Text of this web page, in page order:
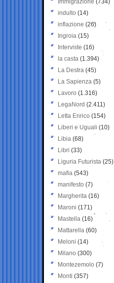
Immigrazione (734)
indulto (14)
inflazione (26)
Ingroia (15)
Interviste (16)
la casta (1.394)
La Destra (45)
La Sapienza (5)
Lavoro (1.316)
LegaNord (2.411)
Letta Enrico (154)
Liberi e Uguali (10)
Libia (68)
Libri (33)
Liguria Futurista (25)
mafia (543)
manifesto (7)
Margherita (16)
Maroni (171)
Mastella (16)
Mattarella (60)
Meloni (14)
Milano (300)
Montezemolo (7)
Monti (357)